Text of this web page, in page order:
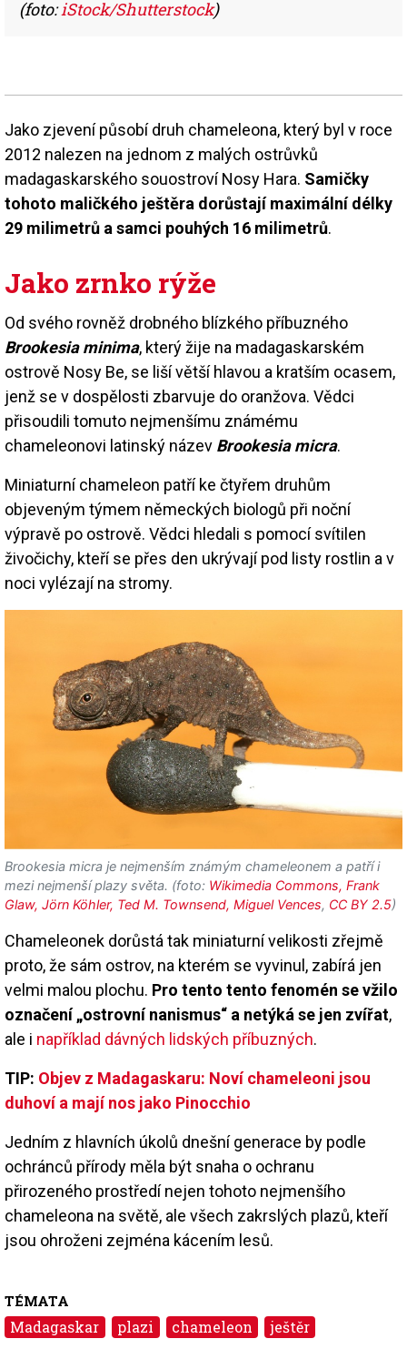
(foto:iStock/Shutterstock)
Jako zjevení působí druh chameleona, který byl v roce
2012 nalezen na jednom z malých ostrůvků
madagaskarského souostroví Nosy Hara. Samičky
tohoto maličkého ještěra dorůstají maximální délky
29 milimetrů a samci pouhých 16 milimetrů.
Jako zrnko rýže
Od svého rovněž drobného blízkého příbuzného
Brookesia minima, který žije na madagaskarském
ostrově Nosy Be, se liší větší hlavou a kratším ocasem,
jenž se v dospělosti zbarvuje do oranžova. Vědci
přisoudili tomuto nejmenšímu známému
chameleonovi latinský název Brookesia micra.
Miniaturní chameleon patří ke čtyřem druhům
objeveným týmem německých biologů při noční
výpravě po ostrově. Vědci hledali s pomocí svítilen
živočichy, kteří se přes den ukrývají pod listy rostlin a v
noci vylézají na stromy.
Brookesia micra je nejmenším známým chameleonem a patří i
mezi nejmenší plazy světa. (foto: Wikimedia Commons, Frank
Glaw, Jörn Köhler, Ted M. Townsend, Miguel Vences, CC BY 2.5)
Chameleonek dorůstá tak miniaturní velikosti zřejmě
proto, že sám ostrov, na kterém se vyvinul, zabírá jen
velmi malou plochu. Pro tento tento fenomén se vžilo
označení „ostrovní nanismus“ a netýká se jen zvířat,
ale i například dávných lidských příbuzných.
TIP: Objev z Madagaskaru: Noví chameleoni jsou
duhoví a mají nos jako Pinocchio
Jedním z hlavních úkolů dnešní generace by podle
ochránců přírody měla být snaha o ochranu
přirozeného prostředí nejen tohoto nejmenšího
chameleona na světě, ale všech zakrslých plazů, kteří
jsou ohroženi zejména kácením lesů.
TÉMATA
Madagaskar plazi chameleon ještěr